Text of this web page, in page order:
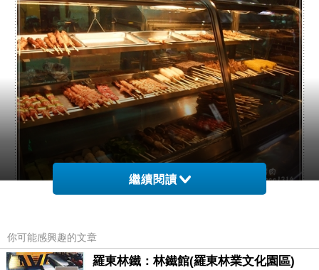
灰塵多了乾淨。
繼續閱讀
你可能感興趣的文章
羅東林鐵：林鐵館(羅東林業文化園區)